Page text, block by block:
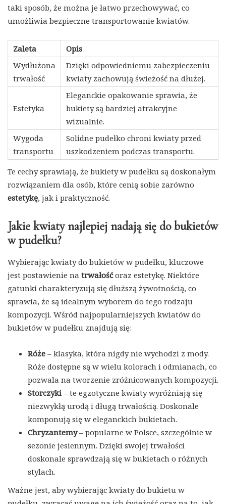
taki sposób, że można je łatwo przechowywać, co
umożliwia bezpieczne transportowanie kwiatów.
Zaleta
Opis
Wydłużona
trwałość
Dzięki odpowiedniemu zabezpieczeniu
kwiaty zachowują świeżość na dłużej.
Estetyka
Eleganckie opakowanie sprawia, że
bukiety są bardziej atrakcyjne
wizualnie.
Wygoda
transportu
Solidne pudełko chroni kwiaty przed
uszkodzeniem podczas transportu.
Te cechy sprawiają, że bukiety w pudełku są doskonałym
rozwiązaniem dla osób, które cenią sobie zarówno
estetykę, jak i praktyczność.
Jakie kwiaty najlepiej nadają się do bukietów
w pudełku?
Wybierając kwiaty do bukietów w pudełku, kluczowe
jest postawienie na trwałośćoraz estetykę. Niektóre
gatunki charakteryzują się dłuższą żywotnością, co
sprawia, że są idealnym wyborem do tego rodzaju
kompozycji. Wśród najpopularniejszych kwiatów do
bukietów w pudełku znajdują się:
Róże – klasyka, która nigdy nie wychodzi z mody.
Róże dostępne są w wielu kolorach i odmianach, co
pozwala na tworzenie zróżnicowanych kompozycji.
Storczyki– te egzotyczne kwiaty wyróżniają się
niezwykłą urodą i długą trwałością. Doskonale
komponują się w eleganckich bukietach.
Chryzantemy– popularne w Polsce, szczególnie w
sezonie jesiennym. Dzięki swojej trwałości
doskonale sprawdzają się w bukietach o różnych
stylach.
Ważne jest, aby wybierając kwiaty do bukietu w